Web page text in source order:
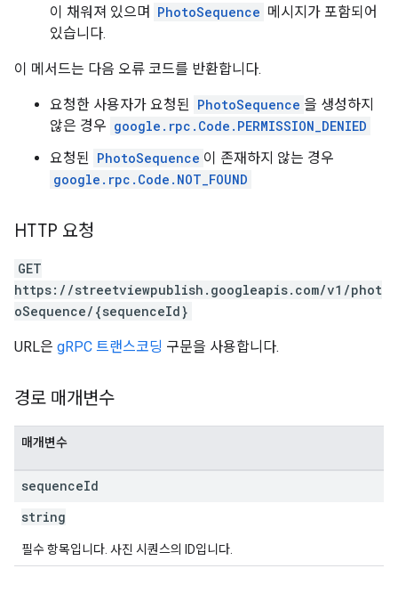
이 채워져 있으며
PhotoSequence 메시지가 포함되어
있습니다.
이 메서드는 다음 오류 코드를 반환합니다.
요청한 사용자가 요청된 PhotoSequence 을 생성하지
않은 경우 google.rpc.Code.PERMISSION_DENIED
요청된 PhotoSequence 이 존재하지 않는 경우
google.rpc.Code.NOT_FOUND
HTTP 요청
GET
https://streetviewpublish.googleapis.com/v1/phot
oSequence/{sequenceId}
URL은 gRPC 트랜스코딩 구문을 사용합니다.
경로 매개변수
매개변수
sequenceId
string
필수 항목입니다. 사진 시퀀스의 ID입니다.